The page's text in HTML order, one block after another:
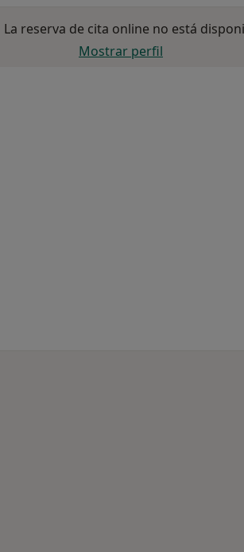
La reserva de cita online no está
Mostrar perfil